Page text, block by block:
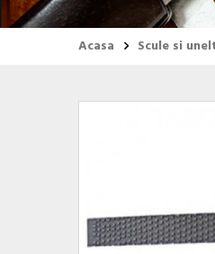
Acasa Scule si